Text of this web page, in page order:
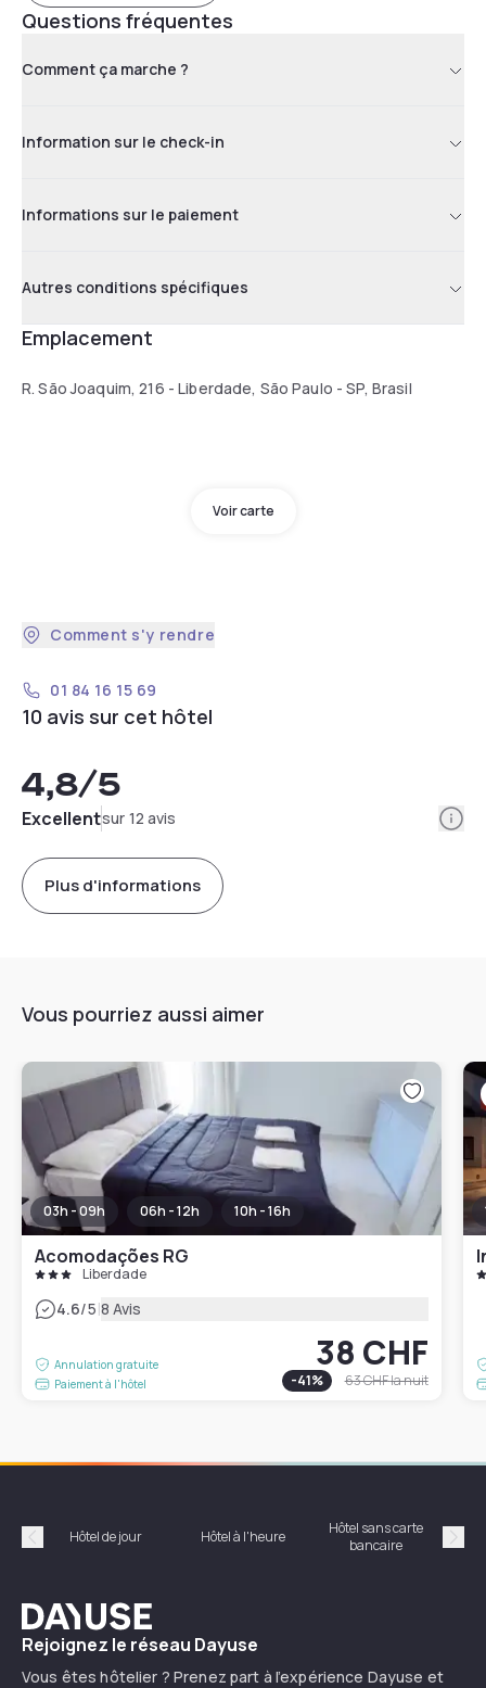
Questions fréquentes
Comment ça marche ?
Information sur le check-in
Informations sur le paiement
Autres conditions spécifiques
Emplacement
R. São Joaquim, 216 - Liberdade, São Paulo - SP, Brasil
Voir carte
Comment s'y rendre
01 84 16 15 69
10 avis sur cet hôtel
4,8/5
Excellentsur 12 avis
Plus d'informations
Vous pourriez aussi aimer
03h - 09h 06h - 12h 10h - 16h
Acomodações RG
Liberdade
4.6/5|8 Avis
Annulation gratuite
Paiement à l'hôtel
38 CHF
-41% 63 CHFla nuit
Précédent
Hôtel de jour Hôtel à l'heure
Hôtel sans carte
bancaire
Dayuse
Rejoignez le réseau Dayuse
Vous êtes hôtelier ? Prenez part à l’expérience Dayuse et